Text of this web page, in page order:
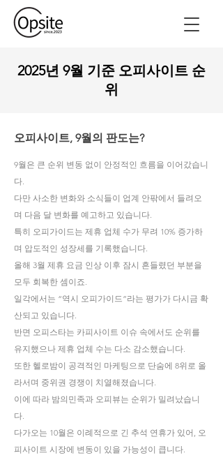
2025년 9월 기준 오피사이트 순
위
오피사이트, 9월의 판도는?
9월은 큰 순위 변동 없이 안정적인 흐름을 이어갔습니
다.
다만 사소한 변화와 소식들이 업계 안팎에서 들려오
며 다음 달 변화를 예고하고 있습니다.
특히 오피가이드는 제휴 업체 수가 무려 10% 증가하
며 압도적인 성장세를 기록했습니다.
올해 3월 제휴 요금 인상 이후 잠시 흔들렸던 부분을
모두 회복한 셈이죠.
일각에서는 “역시 오피가이드”라는 평가가 다시금 확
산되고 있습니다.
반면 오피스타는 카피사이트 이슈 속에서도 순위를
유지했으나 제휴 업체 수는 다소 감소했습니다.
또한 헬로밤이 공격적인 마케팅으로 단숨에 8위로 올
라서며 중위권 경쟁이 치열해졌습니다.
이에 따라 밤의민족과 오피뷰는 순위가 밀려났습니
다.
다가오는 10월은 이례적으로 긴 추석 연휴가 있어, 오
피사이트 시장에 변동이 있을 가능성이 큽니다.